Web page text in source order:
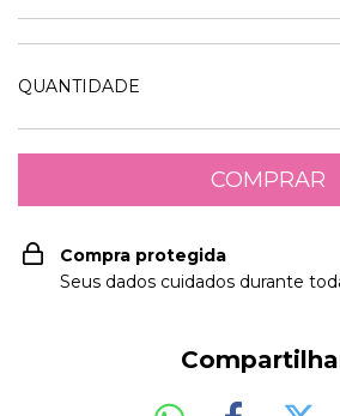
QUANTIDADE
Compra protegida
Seus dados cuidados durante